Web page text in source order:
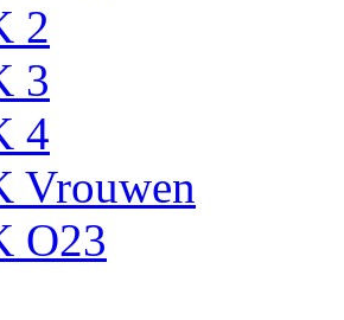
2
3
4
Vrouwen
O23